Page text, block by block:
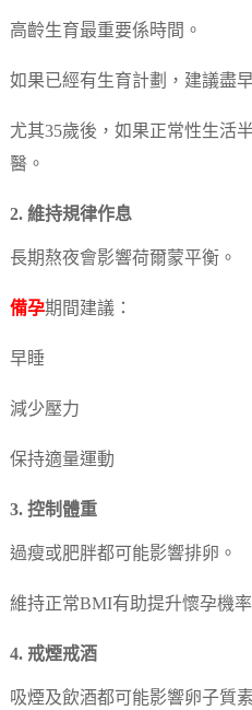
高齡生育最重要係時間。
如果已經有生育計劃，建議盡
尤其35歲後，如果正常性生活
醫。
2. 維持規律作息
長期熬夜會影響荷爾蒙平衡。
備孕期間建議：
早睡
減少壓力
保持適量運動
3. 控制體重
過瘦或肥胖都可能影響排卵。
維持正常BMI有助提升懷孕機率
4. 戒煙戒酒
吸煙及飲酒都可能影響卵子質